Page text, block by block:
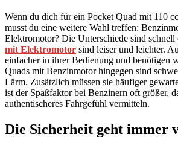
Wenn du dich für ein Pocket Quad mit 110
musst du eine weitere Wahl treffen:
Elektromotor? Die Unterschiede sind schnell
mit Elektromotor sind leiser und leichter.
einfacher in ihrer Bedienung und benötigen
Quads mit Benzinmotor hingegen sind
Lärm. Zusätzlich müssen sie häufiger
ist der Spaßfaktor bei Benzinern oft größer,
authentischeres Fahrgefühl vermitteln.
Die Sicherheit geht immer